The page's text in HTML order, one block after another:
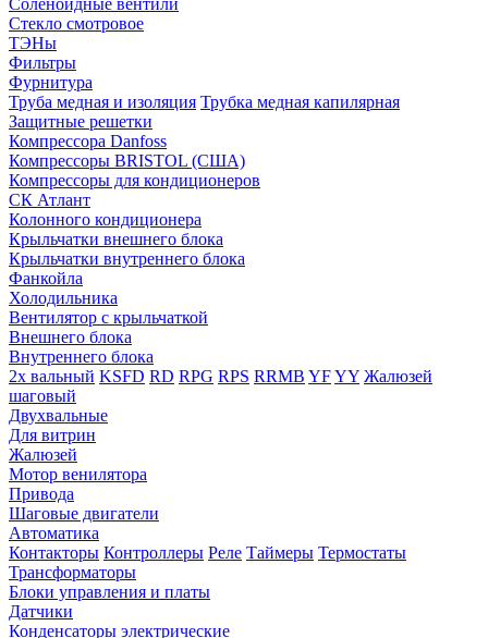
Соленоидные вентили
Стекло смотровое
ТЭНы
Фильтры
Фурнитура
Труба медная и изоляция Трубка медная капилярная
Защитные решетки
Компрессора Danfoss
Компрессоры BRISTOL (США)
Компрессоры для кондиционеров
СК Атлант
Колонного кондиционера
Крыльчатки внешнего блока
Крыльчатки внутреннего блока
Фанкойла
Холодильника
Вентилятор с крыльчаткой
Внешнего блока
Внутреннего блока
2х вальный KSFD RD RPG RPS RRMB YFYY Жалюзей
шаговый
Двухвальные
Для витрин
Жалюзей
Мотор венилятора
Привода
Шаговые двигатели
Автоматика
Контакторы Контроллеры Реле Таймеры Термостаты
Трансформаторы
Блоки управления и платы
Датчики
Конденсаторы электрические